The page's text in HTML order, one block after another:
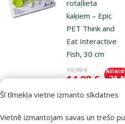
Šī tīmekļa vietne izmanto sīkdatnes
Vietnē izmantojam savas un trešo
rotaļlieta
kaķiem – Epic
PET Think and
Eat Interactive
Fish, 30 cm
Oriģinālā cena
19,99 €
Cena
14,98 € -25
iesaka